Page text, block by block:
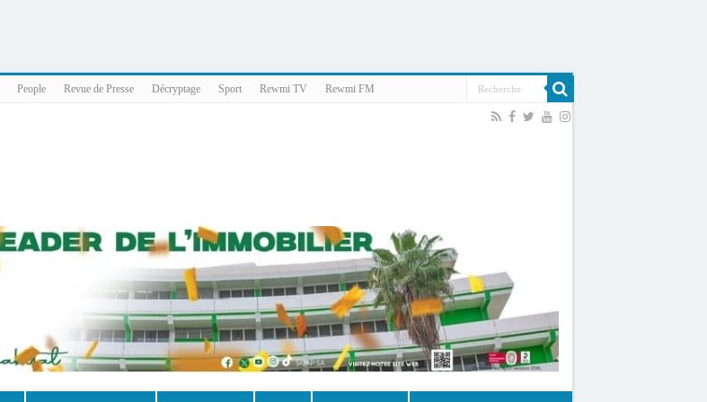
People Revue de Presse Décryptage Sport Rewmi TV Rewmi FM